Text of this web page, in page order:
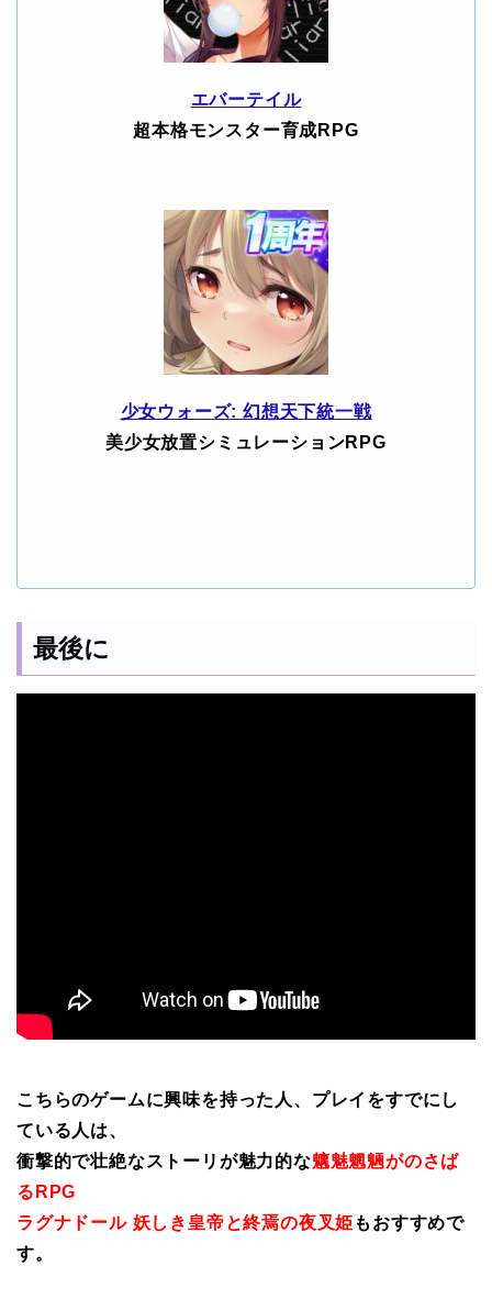
エバーテイル
超本格モンスター育成RPG
少女ウォーズ: 幻想天下統一戦
美少女放置シミュレーションRPG
最後に
こちらのゲームに興味を持った人、プレイをすでにし
ている人は、
衝撃的で壮絶なストーリが魅力的な魑魅魍魎がのさば
るRPG
ラグナドール 妖しき皇帝と終焉の夜叉姫 もおすすめで
す。